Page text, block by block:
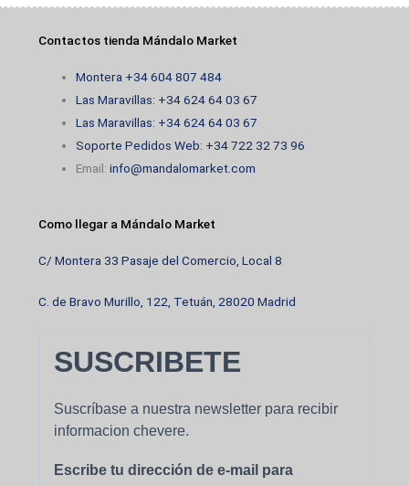
Contactos tienda Mándalo Market
Montera +34 604 807 484
Las Maravillas: +34 624 64 03 67
Las Maravillas: +34 624 64 03 67
Soporte Pedidos Web: +34 722 32 73 96
Email:info@mandalomarket.com
Como llegar a Mándalo Market
C/ Montera 33 Pasaje del Comercio, Local 8
C. de Bravo Murillo, 122, Tetuán, 28020 Madrid
SUSCRIBETE
Suscríbase a nuestra newsletter para recibir
informacion chevere.
Escribe tu dirección de e-mail para